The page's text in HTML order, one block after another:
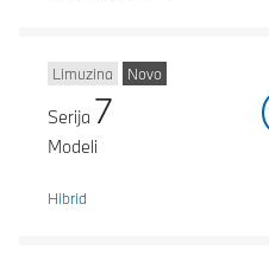
Limuzina Novo
Serija 7
Modeli
Hibrid